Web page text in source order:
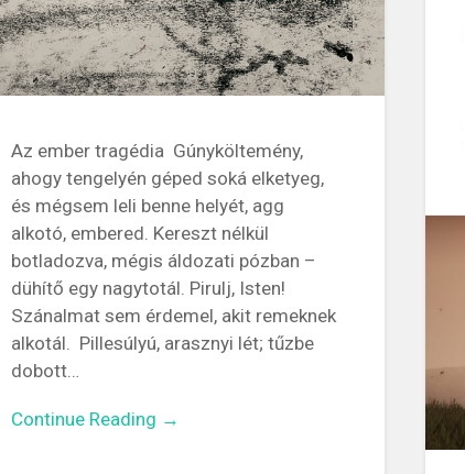
Az ember tragédia Gúnyköltemény,
ahogy tengelyén géped soká elketyeg,
és mégsem leli benne helyét, agg
alkotó, embered. Kereszt nélkül
botladozva, mégis áldozati pózban –
dühítő egy nagytotál. Pirulj, Isten!
Szánalmat sem érdemel, akit remeknek
alkotál. Pillesúlyú, arasznyi lét; tűzbe
dobott…
Continue Reading →